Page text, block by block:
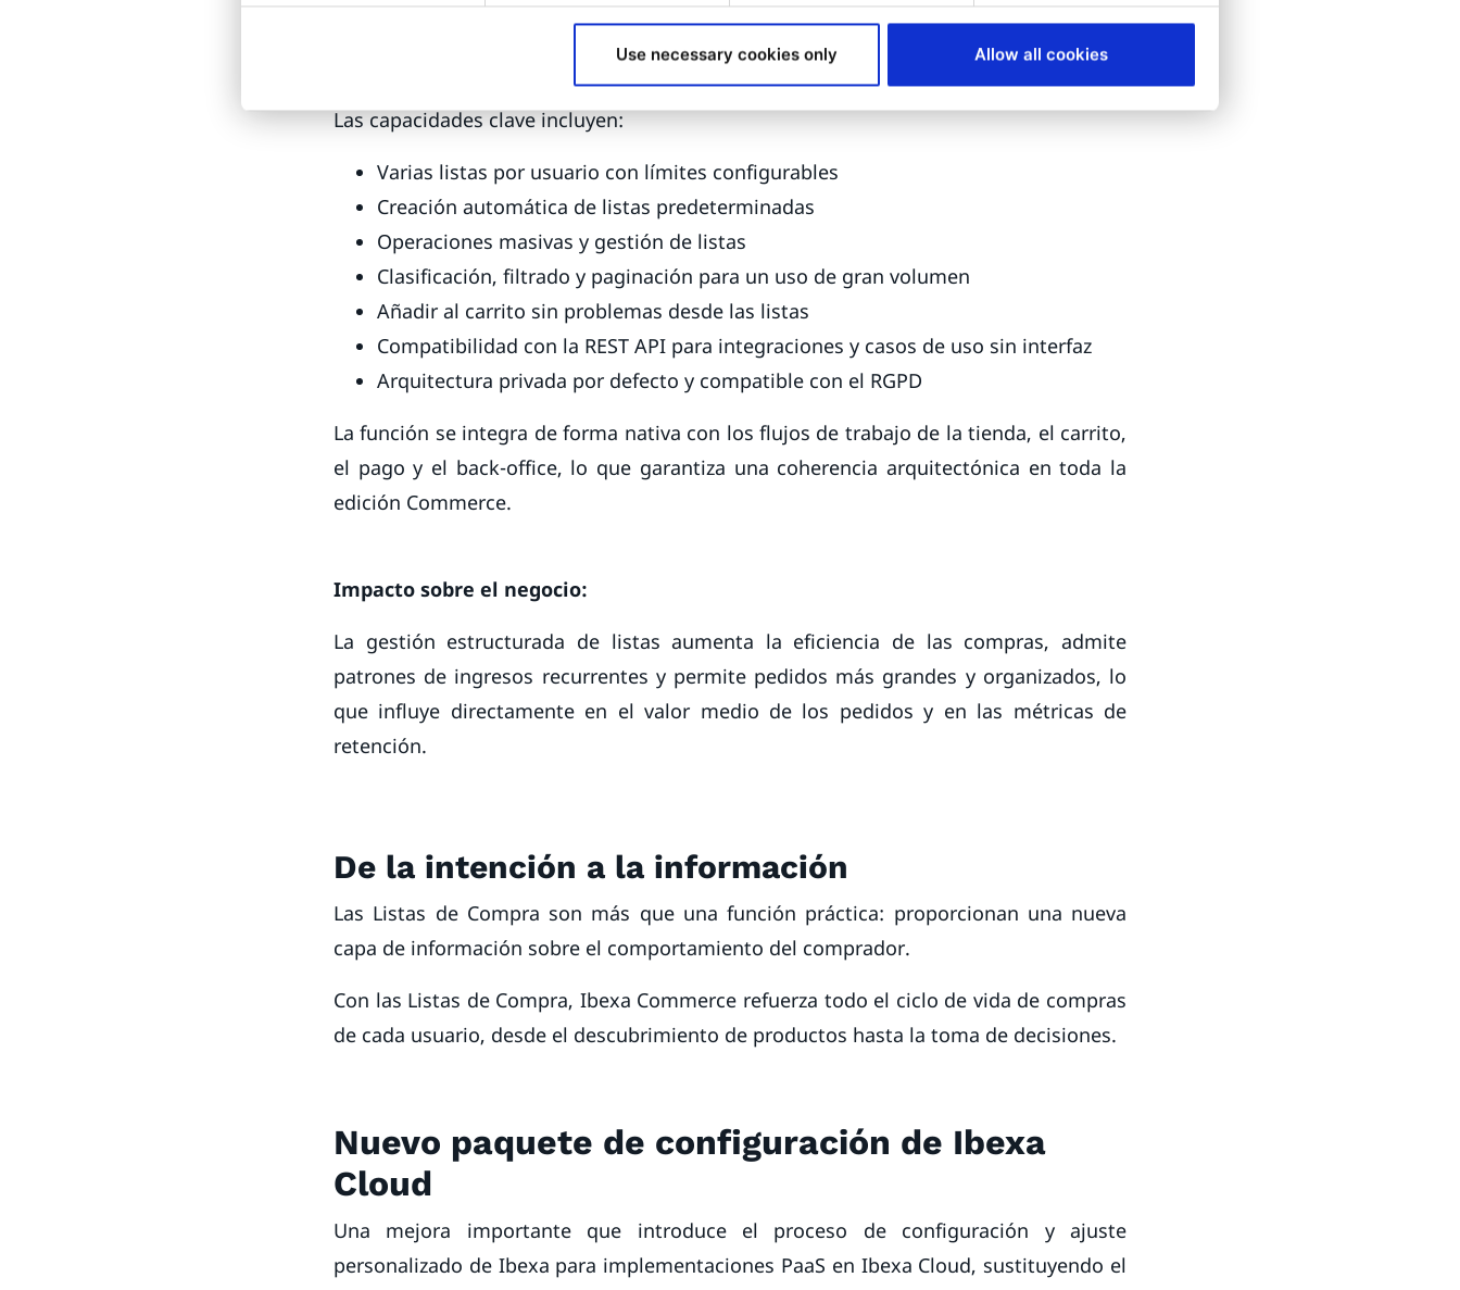
Use necessary cookies only Allow all cookies
inspiración y en escenarios de compra estructurados, sin añadir complejidad a la
Las capacidades clave incluyen:
Varias listas por usuario con límites configurables
Creación automática de listas predeterminadas
Operaciones masivas y gestión de listas
Clasificación, filtrado y paginación para un uso de gran volumen
Añadir al carrito sin problemas desde las listas
Compatibilidad con la REST API para integraciones y casos de uso sin interfaz
Arquitectura privada por defecto y compatible con el RGPD
La función se integra de forma nativa con los flujos de trabajo de la tienda, el carrito,
el pago y el back-office, lo que garantiza una coherencia arquitectónica en toda la
edición Commerce.
Impacto sobre el negocio:
La gestión estructurada de listas aumenta la eficiencia de las compras, admite
patrones de ingresos recurrentes y permite pedidos más grandes y organizados, lo
que influye directamente en el valor medio de los pedidos y en las métricas de
retención.
De la intención a la información
Las Listas de Compra son más que una función práctica: proporcionan una nueva
capa de información sobre el comportamiento del comprador.
Con las Listas de Compra, Ibexa Commerce refuerza todo el ciclo de vida de compras
de cada usuario, desde el descubrimiento de productos hasta la toma de decisiones.
Nuevo paquete de configuración de Ibexa
Cloud
Una mejora importante que introduce el proceso de configuración y ajuste
personalizado de Ibexa para implementaciones PaaS en Ibexa Cloud, sustituyendo el